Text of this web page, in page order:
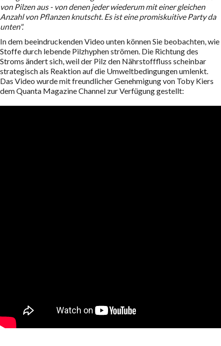
von Pilzen aus - von denen jeder wiederum mit einer gleichen
Anzahl von Pflanzen knutscht. Es ist eine promiskuitive Party da
unten".
In dem beeindruckenden Video unten können Sie beobachten, wie
Stoffe durch lebende Pilzhyphen strömen. Die Richtung des
Stroms ändert sich, weil der Pilz den Nährstofffluss scheinbar
strategisch als Reaktion auf die Umweltbedingungen umlenkt.
Das Video wurde mit freundlicher Genehmigung von Toby Kiers
dem Quanta Magazine Channel zur Verfügung gestellt: